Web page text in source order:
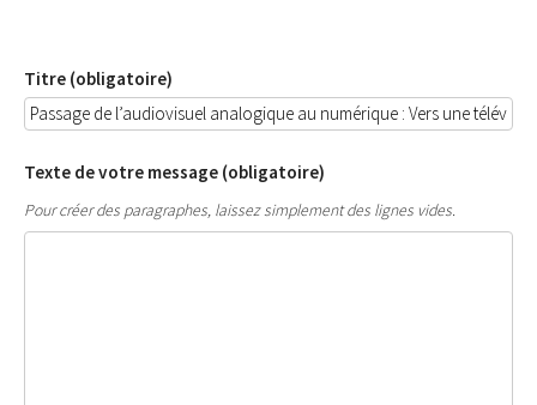
Titre (obligatoire)
Texte de votre message (obligatoire)
Pour créer des paragraphes, laissez simplement des lignes vides.